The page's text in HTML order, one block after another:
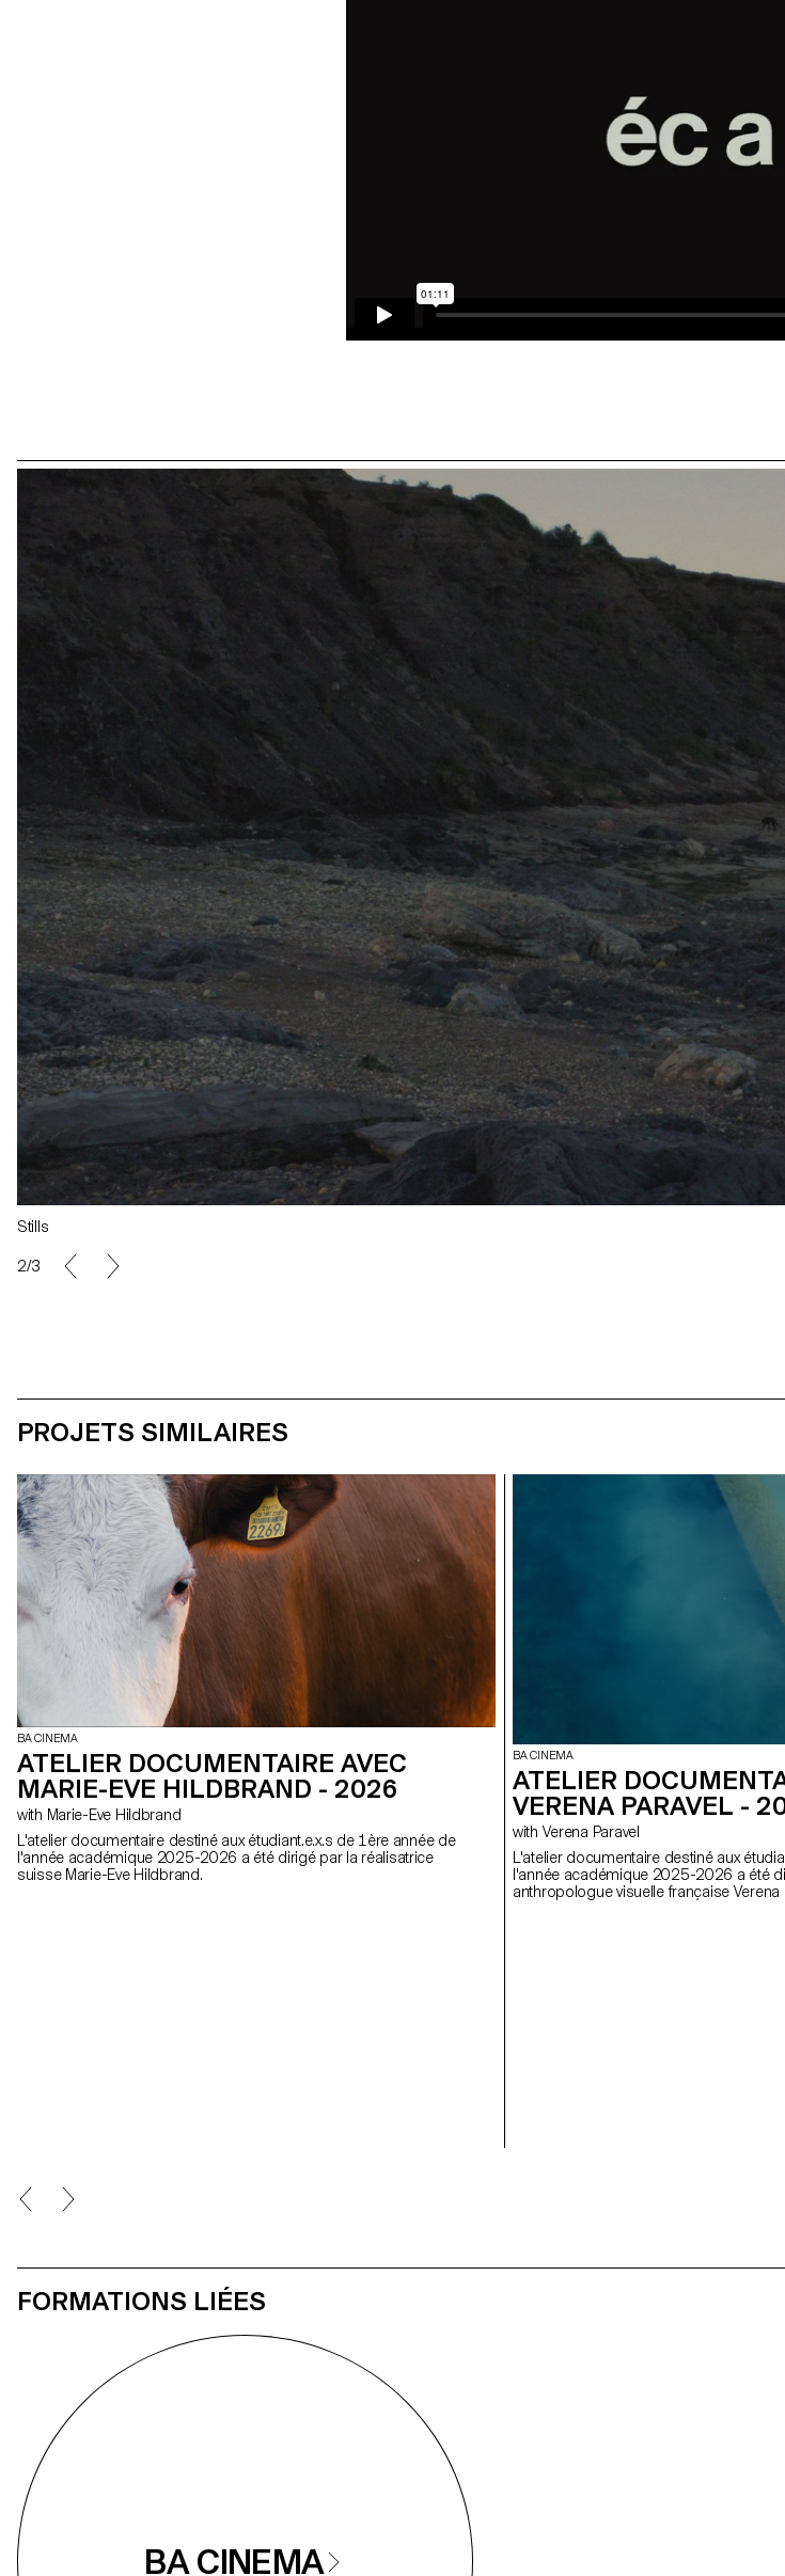
Stills
2/3
PROJETS SIMILAIRES
BA CINEMA
ATELIER DOCUMENTAIRE AVEC
MARIE-EVE HILDBRAND - 2026
with Marie-Eve Hildbrand
L'atelier documentaire destiné aux étudiant.e.x.s de 1ère année de
l'année académique 2025-2026 a été dirigé par la réalisatrice
suisse Marie-Eve Hildbrand.
BA CINEMA
ATELIER
VERENA PARAVEL -
with Verena Paravel
L'atelier documentaire destiné aux
l'année académique 2025-2026 a été
anthropologue visuelle française Verena
FORMATIONS LIÉES
BA CINEMA